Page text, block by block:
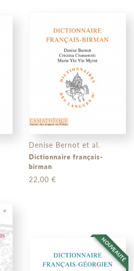
Denise Bernot et al.
Dictionnaire français-
birman
22,00 €
NOUVEAUTÉ